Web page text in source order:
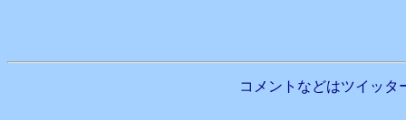
コメントなどはツイッタ